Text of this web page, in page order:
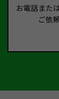
お電話また
ご依